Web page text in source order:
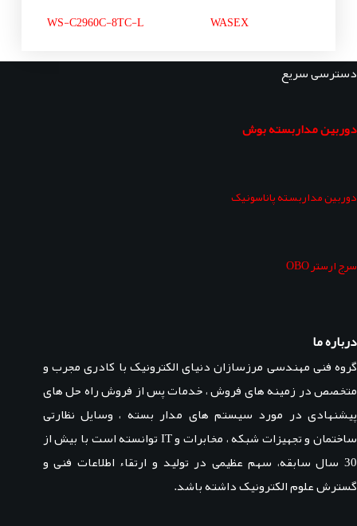
WASEX
WS-C2960C-8TC-L
دسترسی سریع
دوربین مداربسته بوش
دوربین مداربسته پاناسونیک
سرج ارستر OBO
درباره ما
گروه فنی مهندسی مرزسازان دنیای الکترونیک با کادری مجرب و
متخصص در زمینه های فروش ، خدمات پس از فروش راه حل های
پیشنهادی در مورد سیستم های مدار بسته ، وسایل نظارتی
ساختمان و تجهیزات شبکه ، مخابرات و IT توانسته است با بیش از
30 سال سابقه، سهم عظیمی در تولید و ارتقاء اطلاعات فنی و
گسترش علوم الکترونیک داشته باشد.